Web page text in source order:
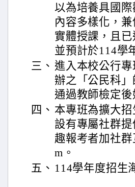
以為培養具國
內容多樣化，
實體授課，且
並預計於114學
三、 進入本校公行
辦之「公民科
通過教師檢定
四、 本專班為擴大
設有專屬社群
趣報考者加社
m。
五、 114學年度招生